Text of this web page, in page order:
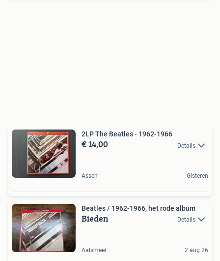
2LP The Beatles - 1962-1966
€ 14,00 Details
Assen Gisteren
Beatles / 1962-1966, het rode album
Bieden Details
Aalsmeer 2 aug 26